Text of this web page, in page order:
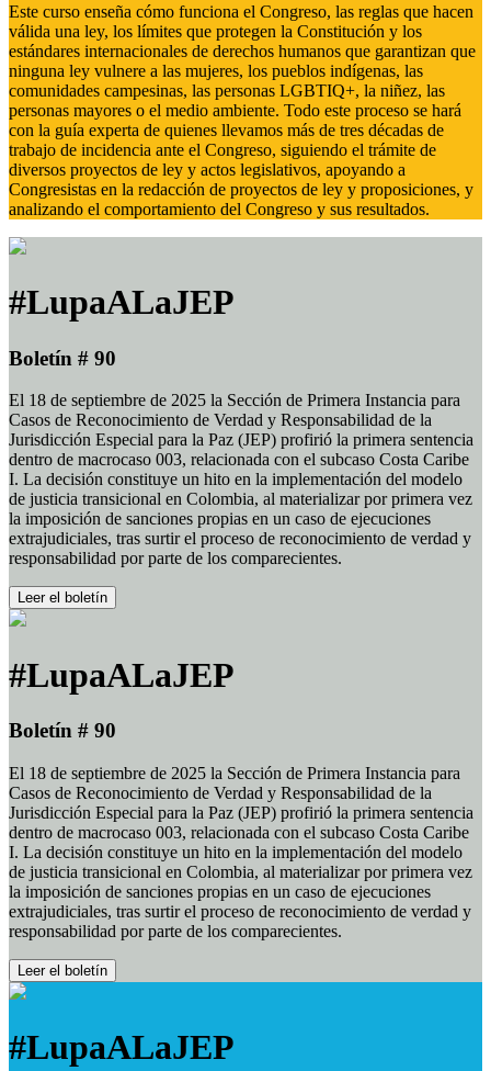
Este curso enseña cómo funciona el Congreso, las reglas que hacen
válida una ley, los límites que protegen la Constitución y los
estándares internacionales de derechos humanos que garantizan que
ninguna ley vulnere a las mujeres, los pueblos indígenas, las
comunidades campesinas, las personas LGBTIQ+, la niñez, las
personas mayores o el medio ambiente. Todo este proceso se hará
con la guía experta de quienes llevamos más de tres décadas de
trabajo de incidencia ante el Congreso, siguiendo el trámite de
diversos proyectos de ley y actos legislativos, apoyando a
Congresistas en la redacción de proyectos de ley y proposiciones, y
analizando el comportamiento del Congreso y sus resultados.
#LupaALaJEP
Boletín # 90
El 18 de septiembre de 2025 la Sección de Primera Instancia para
Casos de Reconocimiento de Verdad y Responsabilidad de la
Jurisdicción Especial para la Paz (JEP) profirió la primera sentencia
dentro de macrocaso 003, relacionada con el subcaso Costa Caribe
I. La decisión constituye un hito en la implementación del modelo
de justicia transicional en Colombia, al materializar por primera vez
la imposición de sanciones propias en un caso de ejecuciones
extrajudiciales, tras surtir el proceso de reconocimiento de verdad y
responsabilidad por parte de los comparecientes.
Leer el boletín
#LupaALaJEP
Boletín # 90
El 18 de septiembre de 2025 la Sección de Primera Instancia para
Casos de Reconocimiento de Verdad y Responsabilidad de la
Jurisdicción Especial para la Paz (JEP) profirió la primera sentencia
dentro de macrocaso 003, relacionada con el subcaso Costa Caribe
I. La decisión constituye un hito en la implementación del modelo
de justicia transicional en Colombia, al materializar por primera vez
la imposición de sanciones propias en un caso de ejecuciones
extrajudiciales, tras surtir el proceso de reconocimiento de verdad y
responsabilidad por parte de los comparecientes.
Leer el boletín
#LupaALaJEP